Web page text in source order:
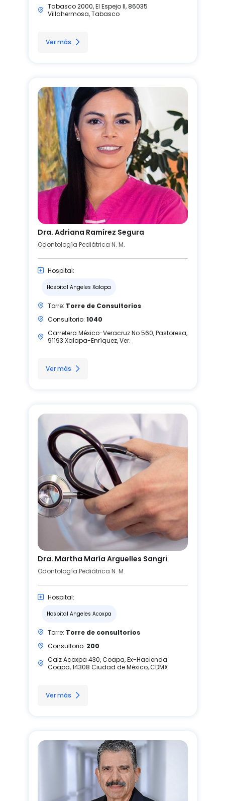
Tabasco 2000, El Espejo II, 86035
Villahermosa, Tabasco
Ver más
Dra. Adriana Ramírez Segura
Odontología Pediátrica N. M.
Hospital:
Hospital Angeles Xalapa
Torre: Torre de Consultorios
Consultorio: 1040
Carretera México-Veracruz No 560, Pastoresa,
91193 Xalapa-Enríquez, Ver.
Ver más
Dra. Martha María Arguelles Sangri
Odontología Pediátrica N. M.
Hospital:
Hospital Angeles Acoxpa
Torre: Torre de consultorios
Consultorio: 200
Calz Acoxpa 430, Coapa, Ex-Hacienda
Coapa, 14308 Ciudad de México, CDMX
Ver más